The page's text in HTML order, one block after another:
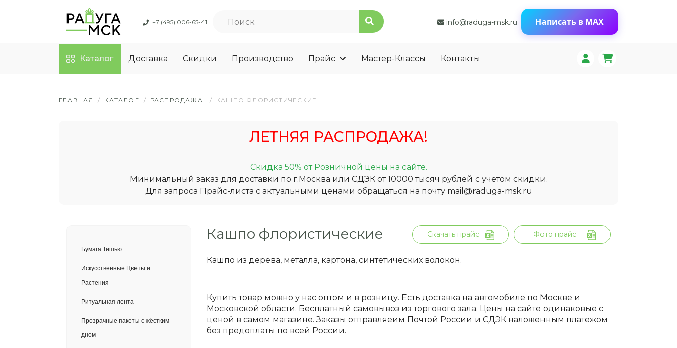
+7 (495) 006-65-41 info@raduga-msk.ru Написать в MAX
Каталог Доставка Скидки Производство Прайс Мастер-Классы Контакты
ГЛАВНАЯ / КАТАЛОГ / РАСПРОДАЖА! / КАШПО ФЛОРИСТИЧЕСКИЕ
ЛЕТНЯЯ РАСПРОДАЖА!
Скидка 50% от Розничной цены на сайте.
Минимальный заказ для доставки по г.Москва или СДЭК от 10000 тысяч рублей с учетом скидки.
Для запроса Прайс-листа с актуальными ценами обращаться на почту mail@raduga-msk.ru
Бумага Тишью
Искусственные Цветы и
Растения
Ритуальная лента
Прозрачные пакеты с жёстким
дном
Кашпо флористические Скачать прайс Фото прайс
Кашпо из дерева, металла, картона, синтетических волокон.
Купить товар можно у нас оптом и в розницу. Есть доставка на автомобиле по Москве и
Московской области. Бесплатный самовывоз из торгового зала. Цены на сайте одинаковые с
ценой в самом магазине. Заказы отправляеим Почтой России и СДЭК наложенным платежом
без предоплаты по всей России.